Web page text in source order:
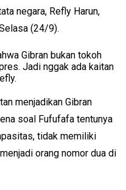
negara, Refly Harun,
(24/9).
Gibran bukan tokoh
Jadi nggak ada kaitan
menjadikan Gibran
soal Fufufafa tentunya
tidak memiliki
orang nomor dua di